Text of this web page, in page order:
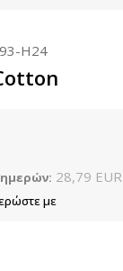
H24
28,79 EUR
με